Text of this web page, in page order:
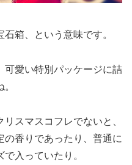
箱、という意味です。
可愛い特別パッケージに詰
スマスコフレでないと、
の香りであったり、普通に
入っていたり。